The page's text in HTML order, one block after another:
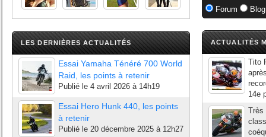
LES DERNIÈRES ACTUALITÉS
Essai Yamaha Ténéré 700 World
Raid, les points à retenir
Publié le 4 avril 2026 à 14h19
Essai Hero Hunk 440, les points
à retenir
Publié le 20 décembre 2025 à 12h27
Forum
ACTUALITÉS
Tito
14e
Très